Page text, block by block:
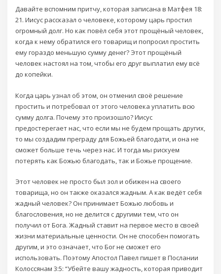
Давайте вспомним притчу, которая записана в Матфея 18:
21. Иисус рассказал о человеке, которому царь простил
огромный долг. Но как повёл себя этот прощёный человек,
когда к нему обратился его товарищ и попросил простить
ему гораздо меньшую сумму денег? Этот прощёный
человек настоял на том, чтобы его друг выплатил ему всё
до копейки.
Когда царь узнал об этом, он отменил своё решение
простить и потребовал от этого человека уплатить всю
сумму долга. Почему это произошло? Иисус
предостерегает нас, что если мы не будем прощать других,
то мы создадим преграду для Божьей благодати, и она не
сможет больше течь через нас. И тогда мы рискуем
потерять как Божью благодать, так и Божье прощение.
Этот человек не просто был зол и обижен на своего
товарища, но он также оказался жадным. А как ведёт себя
жадный человек? Он принимает Божью любовь и
благословения, но не делится с другими тем, что он
получил от Бога. Жадный ставит на первое место в своей
жизни материальные ценности. Он не способен помогать
другим, и это означает, что Бог не сможет его
использовать. Поэтому Апостол Павел пишет в Послании
Колоссянам 3:5: “Убейте вашу жадность, которая приводит